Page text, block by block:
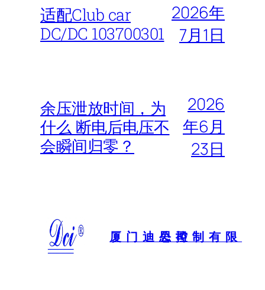
适配Club car
DC/DC 103700301
2026年
7月1日
余压泄放时间，为
什么 断电后电压不
会瞬间归零？
2026
年6月
23日
厦门迪思控制有限公司